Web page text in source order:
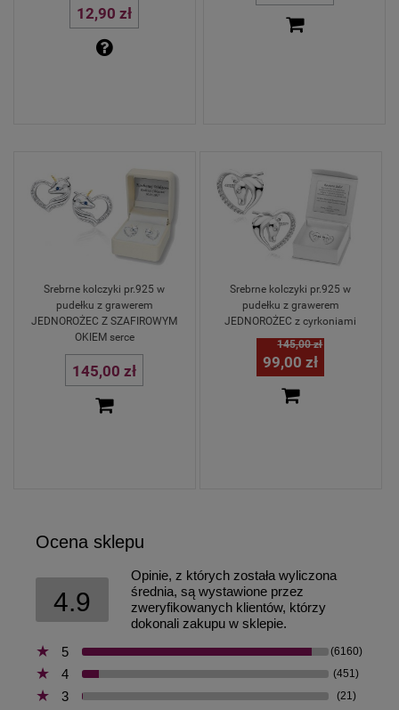
12,90 zł
Srebrne kolczyki pr.925 w
pudełku z grawerem
JEDNOROŻEC Z SZAFIROWYM
OKIEM serce
145,00 zł
Srebrne kolczyki pr.925 w
pudełku z grawerem
JEDNOROŻEC z cyrkoniami
99,00 zł
145,00 zł
Ocena sklepu
4.9
Opinie, z których została wyliczona
średnia, są wystawione przez
zweryfikowanych klientów, którzy
dokonali zakupu w sklepie.
5
(6160)
4 (451)
3 (21)